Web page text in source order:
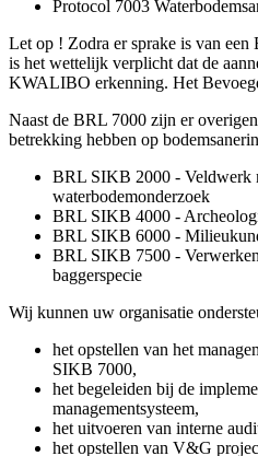
Protocol 7003
Let op ! Zodra er sprake is van
is het wettelijk verplicht dat de
KWALIBO erkenning. Het
Naast de BRL 7000 zijn er
betrekking hebben op
BRL SIKB 2000 - Veldwerk
waterbodemonderzoek
BRL SIKB 4000 -
BRL SIKB 6000 -
BRL SIKB 7500 -
baggerspecie
Wij kunnen uw organisatie
het opstellen van het
SIKB 7000,
het begeleiden bij de
managementsysteem,
het uitvoeren van interne
het opstellen van V&G